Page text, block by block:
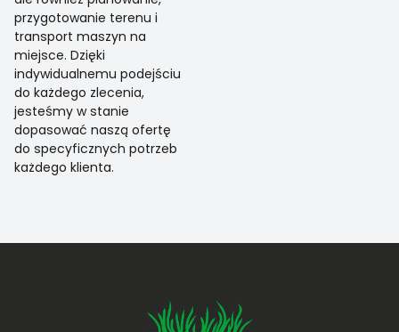
przygotowanie terenu i
transport maszyn na
miejsce. Dzięki
indywidualnemu podejściu
do każdego zlecenia,
jesteśmy w stanie
dopasować naszą ofertę
do specyficznych potrzeb
każdego klienta.